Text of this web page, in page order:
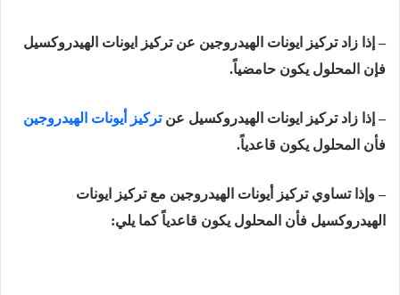
– إذا زاد تركيز ايونات الهيدروجين عن تركيز ايونات الهيدروكسيل
فإن المحلول يكون حامضياً.
– إذا زاد تركيز ايونات الهيدروكسيل عنتركيز أيونات الهيدروجين
فأن المحلول يكون قاعدياً.
–وإذا تساوي تركيز أيونات الهيدروجين مع تركيز ايونات
الهيدروكسيل فأن المحلول يكون قاعدياً كما يلي: